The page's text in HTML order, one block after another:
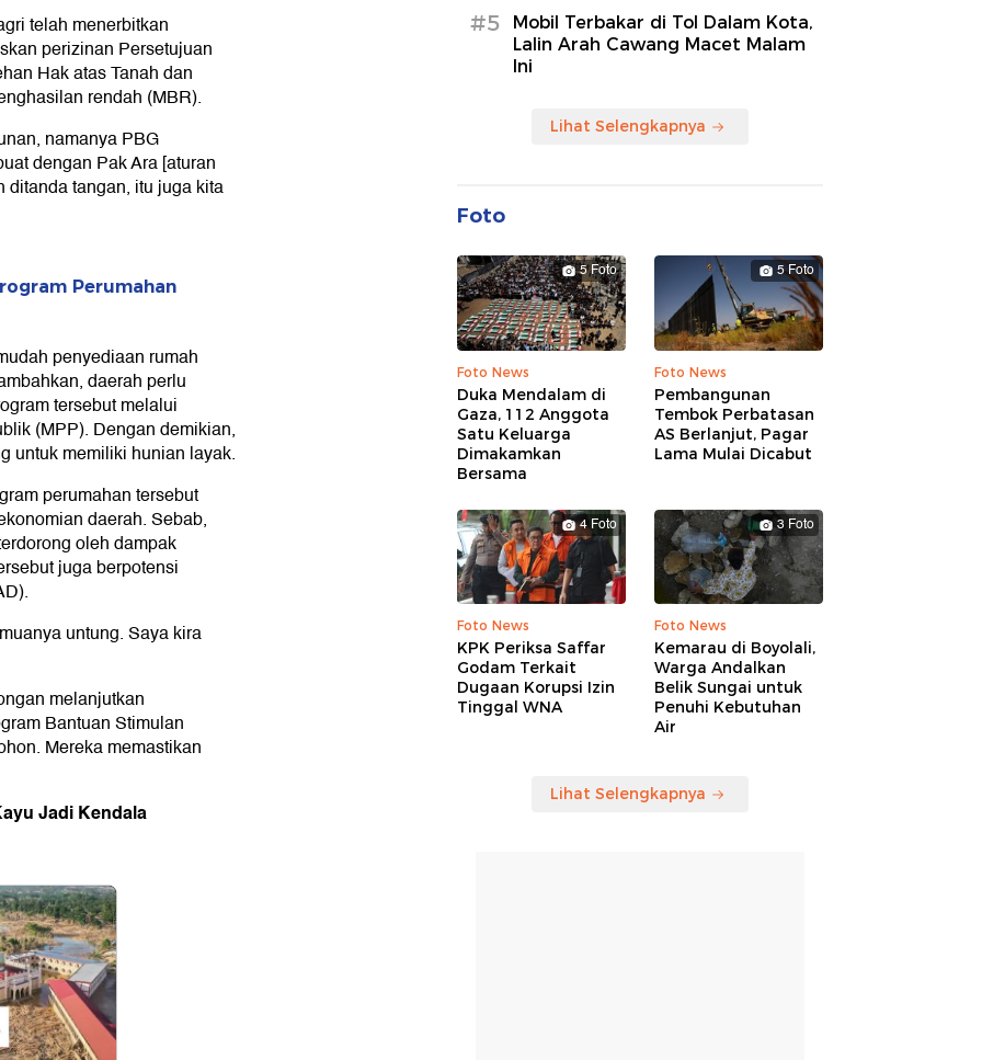
telah menerbitkan
perizinan Persetujuan
Hak atas Tanah dan
rendah (MBR).
namanya PBG
dengan Pak Ara [aturan
tangan, itu juga kita
Perumahan
penyediaan rumah
daerah perlu
tersebut melalui
(MPP). Dengan demikian,
untuk memiliki hunian layak.
perumahan tersebut
daerah. Sebab,
oleh dampak
juga berpotensi
untung. Saya kira
melanjutkan
Bantuan Stimulan
Mereka memastikan
Jadi Kendala
#5
Mobil Terbakar di Tol Dalam Kota,
Lalin Arah Cawang Macet Malam
Ini
Lihat Selengkapnya
Foto
5 Foto
Foto News
Duka Mendalam di
Gaza, 112 Anggota
Satu Keluarga
Dimakamkan
Bersama
5 Foto
Foto News
Pembangunan
Tembok Perbatasan
AS Berlanjut, Pagar
Lama Mulai Dicabut
4 Foto
Foto News
KPK Periksa Saffar
Godam Terkait
Dugaan Korupsi Izin
Tinggal WNA
3 Foto
Foto News
Kemarau di Boyolali,
Warga Andalkan
Belik Sungai untuk
Penuhi Kebutuhan
Air
Lihat Selengkapnya